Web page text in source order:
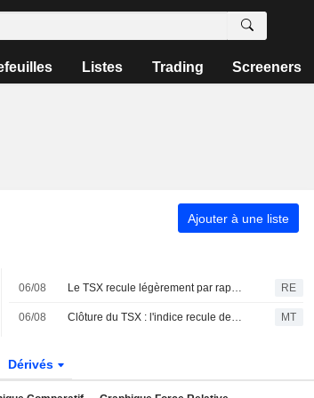
Listes Trading Screeners
Ajouter à une liste
06/08 Le TSX recule légèrement par rapport à son sommet historique, plombé par les valeurs technologiques RE
06/08 Clôture du TSX : l'indice recule de son sommet historique, le repli de la technologie éclipsant la progression de l'énergie portée par le pétrole MT
Dérivés